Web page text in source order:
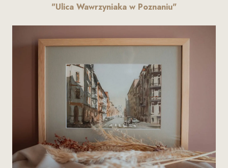
"Ulica Wawrzyniaka w Poznaniu"